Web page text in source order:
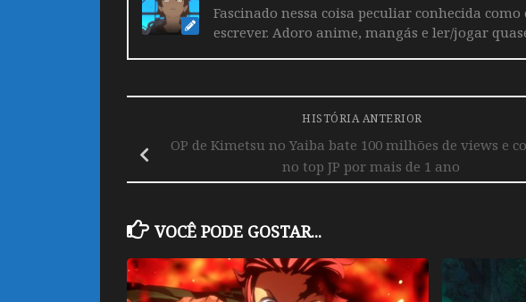
Fascinado nessa coisa peculiar conhecida
escrever. Adoro anime, mangás e ler/jogar
HISTÓRIA ANTERIOR
OP de Kimetsu no Yaiba bate 100 milhões de views e
no top JP por mais de 1 ano
VOCÊ PODE GOSTAR...